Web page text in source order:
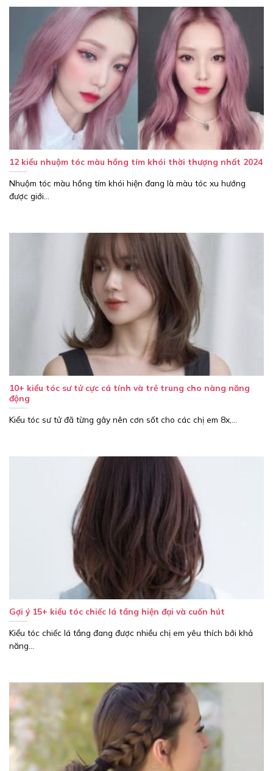
12 kiểu nhuộm tóc màu hồng tím khói thời thượng nhất 2024
Nhuộm tóc màu hồng tím khói hiện đang là màu tóc xu hướng
được giới...
10+ kiểu tóc sư tử cực cá tính và trẻ trung cho nàng năng
động
Kiểu tóc sư tử đã từng gây nên cơn sốt cho các chị em 8x,...
Gợi ý 15+ kiểu tóc chiếc lá tầng hiện đại và cuốn hút
Kiểu tóc chiếc lá tầng đang được nhiều chị em yêu thích bởi khả
năng...